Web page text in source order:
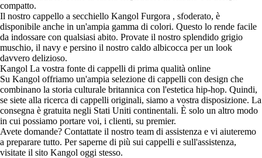
compatto.
Il nostro cappello a secchiello Kangol Furgora , sfoderato, è
disponibile anche in un'ampia gamma di colori. Questo lo rende facile
da indossare con qualsiasi abito. Provate il nostro splendido grigio
muschio, il navy e persino il nostro caldo albicocca per un look
davvero delizioso.
Kangol La vostra fonte di cappelli di prima qualità online
Su Kangol offriamo un'ampia selezione di cappelli con design che
combinano la storia culturale britannica con l'estetica hip-hop. Quindi,
se siete alla ricerca di cappelli originali, siamo a vostra disposizione. La
consegna è gratuita negli Stati Uniti continentali. È solo un altro modo
in cui possiamo portare voi, i clienti, su premier.
Avete domande? Contattate il nostro team di assistenza e vi aiuteremo
a preparare tutto. Per saperne di più sui cappelli e sull'assistenza,
visitate il sito Kangol oggi stesso.